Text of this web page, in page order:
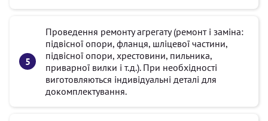
Проведення ремонту агрегату (ремонт і заміна:
підвісної опори, фланця, шліцевої частини,
підвісної опори, хрестовини, пильника,
приварної вилки і т.д.). При необхідності
виготовляються індивідуальні деталі для
докомплектування.